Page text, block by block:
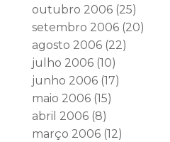
outubro 2006(25)
setembro 2006(20)
agosto 2006(22)
julho 2006(10)
junho 2006(17)
maio 2006(15)
abril 2006(8)
março 2006(12)